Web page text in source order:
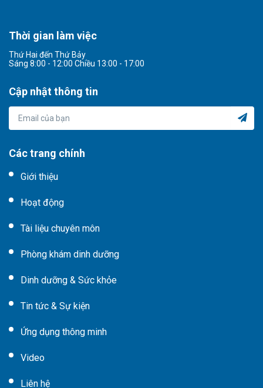
Thời gian làm việc
Thứ Hai đến Thứ Bảy
Sáng 8:00 - 12:00 Chiều 13:00 - 17:00
Cập nhật thông tin
Các trang chính
Giới thiệu
Hoạt động
Tài liệu chuyên môn
Phòng khám dinh dưỡng
Dinh dưỡng & Sức khỏe
Tin tức & Sự kiện
Ứng dụng thông minh
Video
Liên hệ